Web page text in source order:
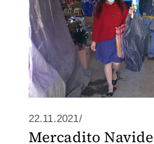
22.11.2021/
Mercadito